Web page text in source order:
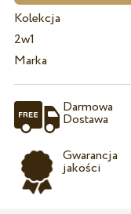
Kolekcja
2w1
Marka
Darmowa
Dostawa
Gwarancja
jakości